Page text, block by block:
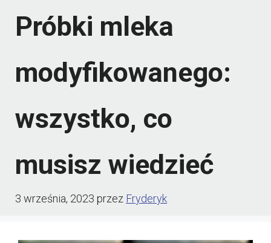
Próbki mleka
modyfikowanego:
wszystko, co
musisz wiedzieć
3 września, 2023 przez Fryderyk